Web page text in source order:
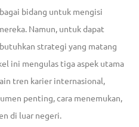
bidang untuk mengisi
Namun, untuk dapat
strategi yang matang
ini mengulas tiga aspek utama
tren karier internasional,
penting, cara menemukan,
di luar negeri.